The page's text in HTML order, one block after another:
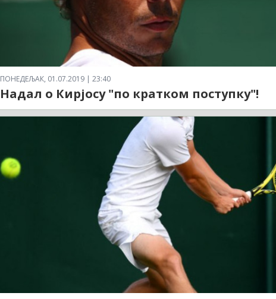
ПОНЕДЕЉАК, 01.07.2019 | 23:40
Надал о Кирјосу "по кратком поступку"!